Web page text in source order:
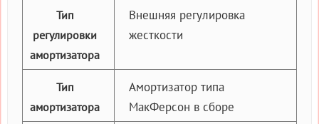
Тип
регулировки
амортизатора
Внешняя регулировка
жесткости
Тип
амортизатора
Амортизатор типа
МакФерсон в сборе